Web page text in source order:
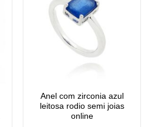
Anel com zirconia azul
leitosa rodio semi joias
online